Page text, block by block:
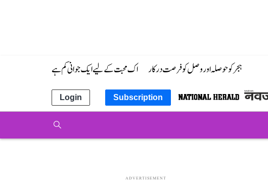
ہجر کو حوصلہ اور وصل کو فرصت درکار اک محبت کے لیے ایک جوانی کم ہے
Subscription
Login
ADVERTISEMENT